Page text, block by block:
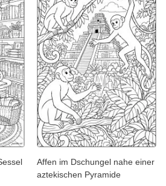
Affen im Dschungel nahe einer
aztekischen Pyramide